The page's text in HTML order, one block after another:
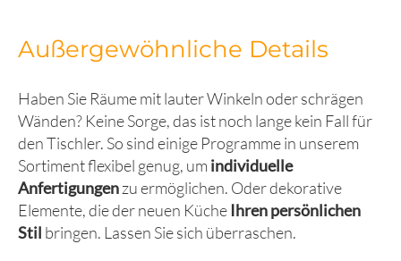
Außergewöhnliche Details
Haben Sie Räume mit lauter Winkeln oder schrägen
Wänden? Keine Sorge, das ist noch lange kein Fall für
den Tischler. So sind einige Programme in unserem
Sortiment flexibel genug, um individuelle
Anfertigungenzu ermöglichen. Oder dekorative
Elemente, die der neuen Küche Ihren persönlichen
Stil bringen. Lassen Sie sich überraschen.